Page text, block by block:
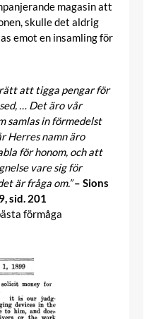
magasin att
skulle det aldrig
emot en insamling för
att tigga pengar för
… Det äro vår
samlas in förmedelst
Herres namn äro
för honom, och att
vare sig för
är fråga om.”– Sions
sid. 201
förmåga